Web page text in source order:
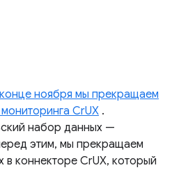
ноября мы прекращаем
CrUX .
набор данных —
этим, мы прекращаем
коннекторе CrUX, который